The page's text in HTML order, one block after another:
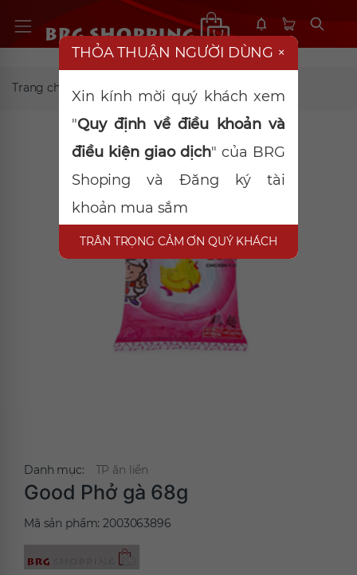
Trang chủ TP ăn liền Good Phở gà 68g
Danh mục: TP ăn liền
Good Phở gà 68g
Mã sản phẩm:2003063896
THỎA THUẬN NGƯỜI DÙNG ×
Xin kính mời quý khách xem
"Quy định về điều khoản và
điều kiện giao dịch" của BRG
Shoping và Đăng ký tài
khoản mua sắm
TRÂN TRỌNG CẢM ƠN QUÝ KHÁCH